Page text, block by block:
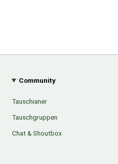
Community
Tauschianer
Tauschgruppen
Chat & Shoutbox